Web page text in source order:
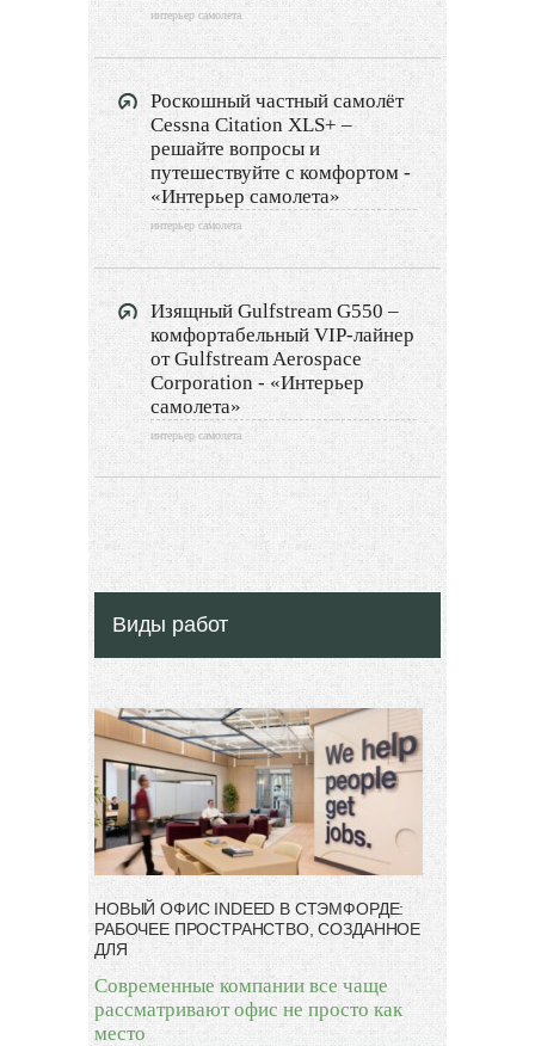
Дизайн разное
Другие услуги
интерьер самолета
Роскошный частный самолёт
Cessna Citation XLS+ –
решайте вопросы и
путешествуйте с комфортом -
«Интерьер самолета»
интерьер самолета
Изящный Gulfstream G550 –
комфортабельный VIP-лайнер
от Gulfstream Aerospace
Corporation - «Интерьер
самолета»
интерьер самолета
Виды работ
НОВЫЙ ОФИС INDEED В СТЭМФОРДЕ:
РАБОЧЕЕ ПРОСТРАНСТВО, СОЗДАННОЕ
ДЛЯ
Современные компании все чаще
рассматривают офис не просто как
место